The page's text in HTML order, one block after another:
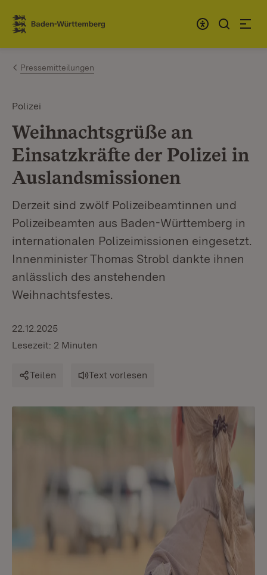
Zum Inhalt springen
Link zur Startseite
Pressemitteilungen
Polizei
Weihnachtsgrüße an
Einsatzkräfte der Polizei in
Auslandsmissionen
Derzeit sind zwölf Polizeibeamtinnen und
Polizeibeamten aus Baden-Württemberg in
internationalen Polizeimissionen eingesetzt.
Innenminister Thomas Strobl dankte ihnen
anlässlich des anstehenden
Weihnachtsfestes.
22.12.2025
Lesezeit: 2 Minuten
Teilen Text vorlesen